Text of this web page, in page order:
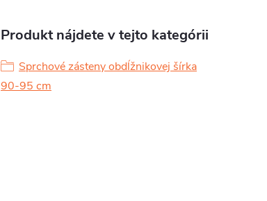
Produkt nájdete v tejto kategórii
Sprchové zásteny obdĺžnikovej šírka
90-95 cm